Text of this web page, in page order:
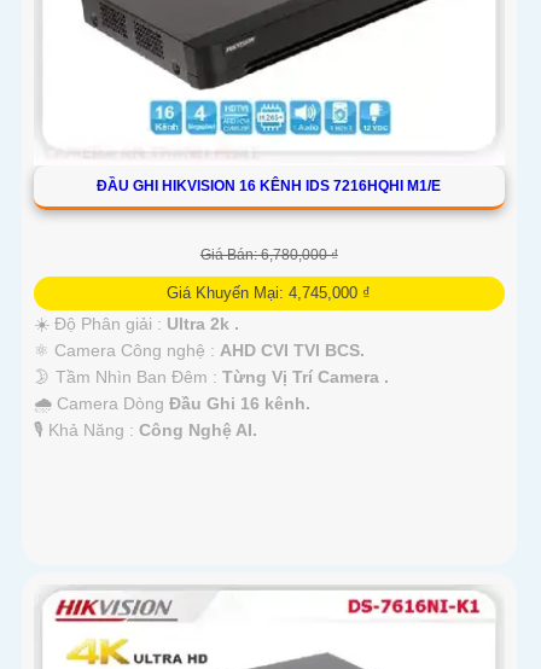
ĐẦU GHI HIKVISION 16 KÊNH IDS 7216HQHI M1/E
Giá Bán: 6,780,000 ₫
Giá Khuyến Mại: 4,745,000 ₫
☀️ Độ Phân giải : Ultra 2k .
⚛️ Camera Công nghệ : AHD CVI TVI BCS.
🌛 Tầm Nhìn Ban Đêm : Từng Vị Trí Camera .
🌧️ Camera Dòng Đầu Ghi 16 kênh.
️🎙 Khả Năng : Công Nghệ AI.